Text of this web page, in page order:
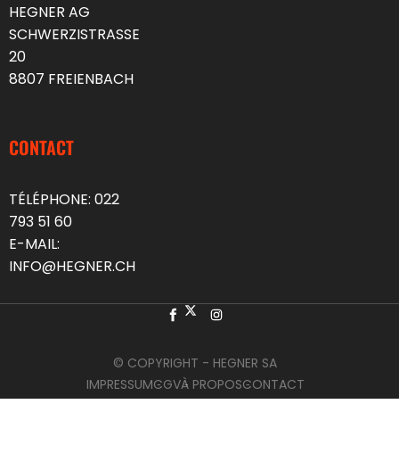
HEGNER AG
SCHWERZISTRASSE
20
8807 FREIENBACH
CONTACT
TÉLÉPHONE: 022
793 51 60
E-MAIL:
INFO@HEGNER.CH
© COPYRIGHT - HEGNER SA
IMPRESSUMCGVÀ PROPOSCONTACT